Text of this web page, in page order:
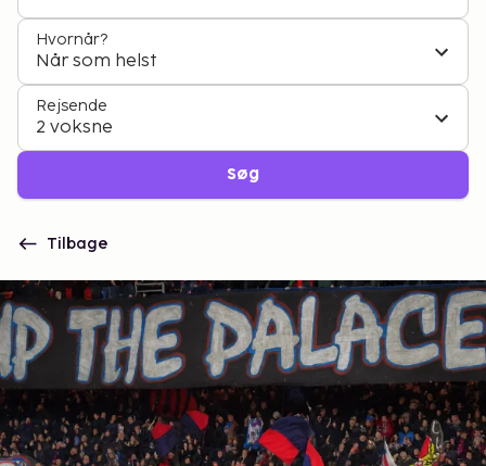
Hvornår?
Når som helst
Rejsende
2 voksne
Søg
Tilbage